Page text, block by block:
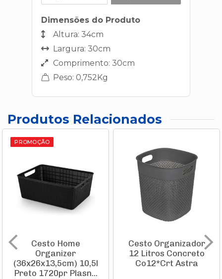
Dimensões do Produto
Altura: 34cm
Largura: 30cm
Comprimento: 30cm
Peso: 0,752Kg
Produtos Relacionados
PROMOÇÃO
Cesto Home
Organizer
(36x26x13,5cm) 10,5l
Preto 1720pr Plasn...
Cesto Organizador
12 Litros Concreto
Co12*Crt Astra